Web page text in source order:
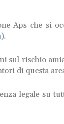
Aps che
).
sul rischio
di questa
legale su